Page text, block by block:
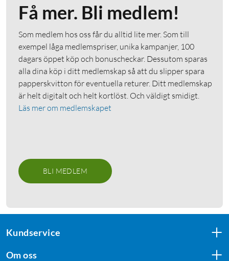
Få mer. Bli medlem!
Som medlem hos oss får du alltid lite mer. Som till
exempel låga medlemspriser, unika kampanjer, 100
dagars öppet köp och bonuscheckar. Dessutom sparas
alla dina köp i ditt medlemskap så att du slipper spara
papperskvitton för eventuella returer. Ditt medlemskap
är helt digitalt och helt kortlöst. Och väldigt smidigt.
Läs mer om medlemskapet
BLI MEDLEM
Kundservice
Om oss